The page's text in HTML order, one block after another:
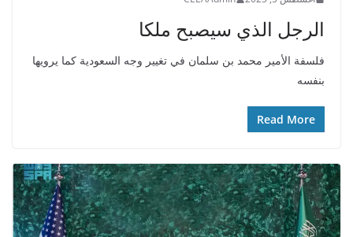
الرجل الذي سيصبح ملكا
فلسفة الأمير محمد بن سلمان في تغيير وجه السعودية كما يرويها
بنفسه
Read More